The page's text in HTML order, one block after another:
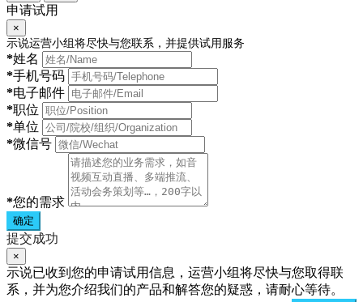
申请试用
×
示说运营小组将尽快与您联系，并提供试用服务
*姓名
*手机号码
*电子邮件
*职位
*单位
*微信号
*您的需求
确定
提交成功
×
示说已收到您的申请试用信息，运营小组将尽快与您取得联
系，并为您介绍我们的产品和解答您的疑惑，请耐心等待。